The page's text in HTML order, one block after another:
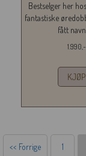
Bestselger her
fantastiske
fått
1.990,-
KJØP
<< Forrige 1